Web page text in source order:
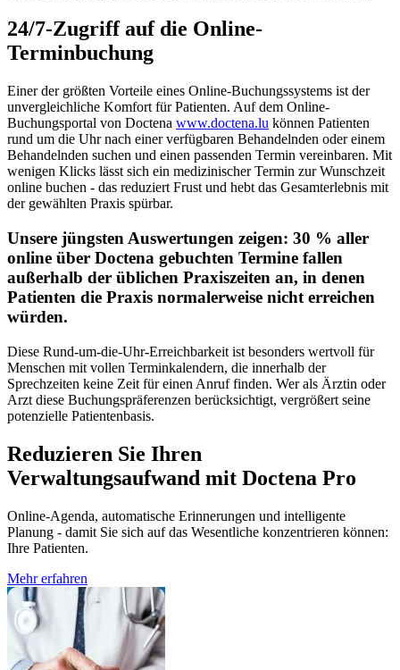
24/7-Zugriff auf die Online-
Terminbuchung
Einer der größten Vorteile eines Online-Buchungssystems ist der
unvergleichliche Komfort für Patienten. Auf dem Online-
Buchungsportal von Doctena www.doctena.lu können Patienten
rund um die Uhr nach einer verfügbaren Behandelnden oder einem
Behandelnden suchen und einen passenden Termin vereinbaren. Mit
wenigen Klicks lässt sich ein medizinischer Termin zur Wunschzeit
online buchen - das reduziert Frust und hebt das Gesamterlebnis mit
der gewählten Praxis spürbar.
Unsere jüngsten Auswertungen zeigen: 30 % aller
online über Doctena gebuchten Termine fallen
außerhalb der üblichen Praxiszeiten an, in denen
Patienten die Praxis normalerweise nicht erreichen
würden.
Diese Rund-um-die-Uhr-Erreichbarkeit ist besonders wertvoll für
Menschen mit vollen Terminkalendern, die innerhalb der
Sprechzeiten keine Zeit für einen Anruf finden. Wer als Ärztin oder
Arzt diese Buchungspräferenzen berücksichtigt, vergrößert seine
potenzielle Patientenbasis.
Reduzieren Sie Ihren
Verwaltungsaufwand mit Doctena Pro
Online-Agenda, automatische Erinnerungen und intelligente
Planung - damit Sie sich auf das Wesentliche konzentrieren können:
Ihre Patienten.
Mehr erfahren